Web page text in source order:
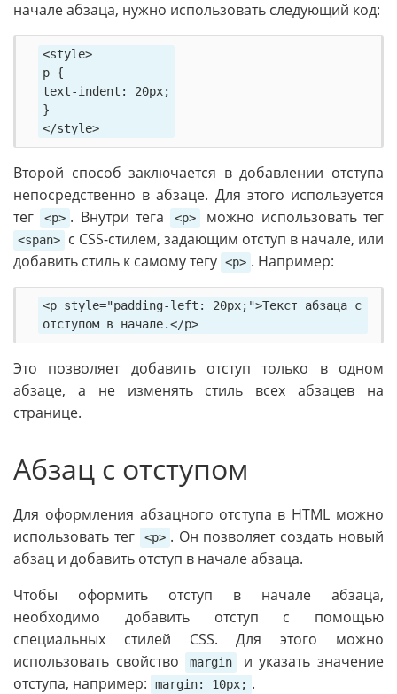
начале абзаца, нужно использовать следующий код:
<style>
p {
text-indent: 20px;
}
Второй способ заключается в добавлении отступа
непосредственно в абзаце. Для этого используется
тег
<p> . Внутри тега <p> можно использовать тег
<span>
с CSS-стилем, задающим отступ в начале, или
добавить стиль к самому тегу <p> . Например:
<p style="padding-left: 20px;">Текст абзаца с
отступом в начале.</p>
Это позволяет добавить отступ только в одном
абзаце, а не изменять стиль всех абзацев на
странице.
Абзац с отступом
Для оформления абзацного отступа в HTML можно
использовать тег
<p> . Он позволяет создать новый
абзац и добавить отступ в начале абзаца.
Чтобы оформить отступ в начале абзаца,
необходимо добавить отступ с помощью
специальных стилей CSS. Для этого можно
использовать свойство
margin
и указать значение
отступа, например:
margin: 10px; .